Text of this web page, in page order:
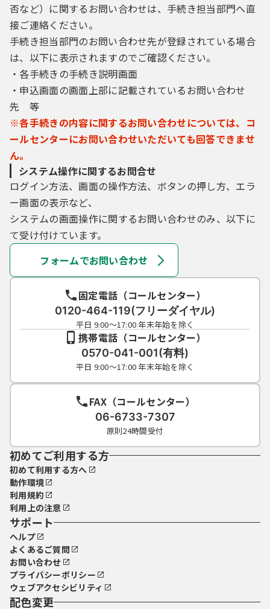
否など）に関するお問い合わせは、手続き担当部門へ直
接ご連絡ください。
手続き担当部門のお問い合わせ先が登録されている場合
は、以下に表示されますのでご確認ください。
・各手続きの手続き説明画面
・申込画面の画面上部に記載されているお問い合わせ
先 等
※各手続きの内容に関するお問い合わせについては、コ
ールセンターにお問い合わせいただいても回答できませ
ん。
システム操作に関するお問合せ
ログイン方法、画面の操作方法、ボタンの押し方、エラ
ー画面の表示など、
システムの画面操作に関するお問い合わせのみ、以下に
て受け付けています。
フォームでお問い合わせ
固定電話（コールセンター）
0120-464-119(フリーダイヤル)
平日 9:00～17:00 年末年始を除く
携帯電話（コールセンター）
0570-041-001(有料)
平日 9:00～17:00 年末年始を除く
FAX（コールセンター）
06-6733-7307
原則24時間受付
初めてご利用する方
初めて利用する方へ
動作環境
利用規約
利用上の注意
サポート
ヘルプ
よくあるご質問
お問い合わせ
プライバシーポリシー
ウェブアクセシビリティ
配色変更